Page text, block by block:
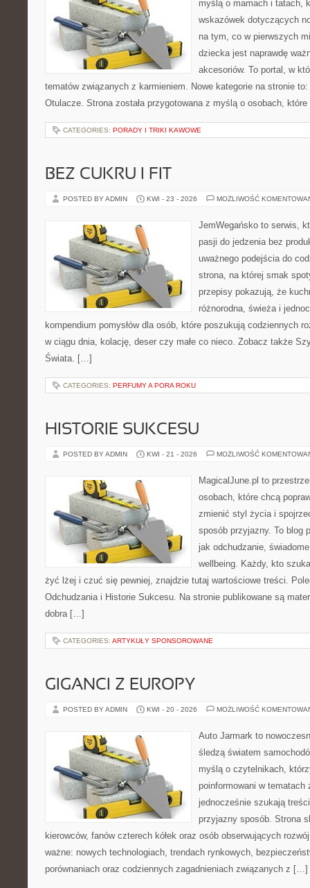
myślą o mamach i tatach,
wskazówek dotyczących
na tym, co w pierwszych
dziecka jest naprawdę
akcesoriów. To portal, w
tematów związanych z karmieniem. Nowe kategorie na stronie
Otulacze. Strona została przygotowana z myślą o osobach,
CATEGORIES: PORADY I TRIKI KAWOWE
BEZ CUKRU I FIT
POSTED BY ADMIN KWI - 23 - 2026 MOŻLIWOŚĆ
JemWegańsko to serwis,
pasji do jedzenia bez
uważnego podejścia do
strona, na której smak
przepisy pokazują, że
różnorodna, świeża i
kompendium pomysłów dla osób, które poszukują codziennych
w ciągu dnia, kolację, deser czy małe co nieco. Zobacz także
Świata. […]
CATEGORIES: PERFUMY A PORA ROKU
HISTORIE SUKCESU
POSTED BY ADMIN KWI - 21 - 2026 MOŻLIWOŚĆ
MagicalJune.pl to
osobach, które chcą
zmienić styl życia i
sposób przyjazny. To blog
jak odchudzanie,
wellbeing. Każdy, kto
żyć lżej i czuć się pewniej, znajdzie tutaj wartościowe treści.
Odchudzania i Historie Sukcesu. Na stronie publikowane są
dobra […]
CATEGORIES: ARTYKUŁY SPONSOROWANE
GIGANCI Z EUROPY
POSTED BY ADMIN KWI - 20 - 2026 MOŻLIWOŚĆ
Auto Jarmark to
śledzą światem
myślą o czytelnikach,
poinformowani w
jednocześnie szukają
przyjazny sposób. Strona
kierowców, fanów czterech kółek oraz osób obserwujących
ważne: nowych technologiach, trendach rynkowych,
porównaniach oraz codziennych zagadnieniach związanych z […]